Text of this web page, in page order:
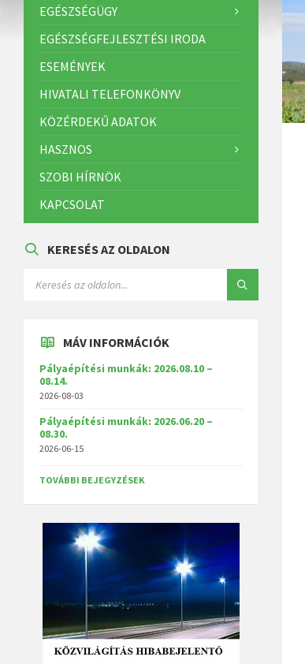
EGÉSZSÉGÜGY
EGÉSZSÉGFEJLESZTÉSI IRODA
ESEMÉNYEK
HIVATALI TELEFONKÖNYV
KÖZÉRDEKŰ ADATOK
HASZNOS
SZOBI HÍRNÖK
KAPCSOLAT
KERESÉS AZ OLDALON
MÁV INFORMÁCIÓK
Pályaépítési munkák: 2026.08.10 –
08.14.
2026-08-03
Pályaépítési munkák: 2026.06.20 –
08.30.
2026-06-15
TOVÁBBI BEJEGYZÉSEK